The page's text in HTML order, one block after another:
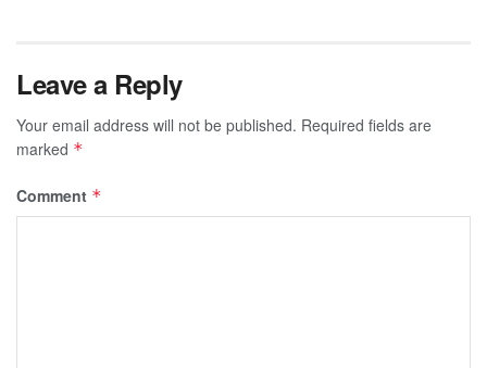
Leave a Reply
Your email address will not be published. Required fields are
marked *
Comment *